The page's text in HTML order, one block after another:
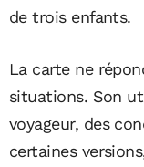
de trois enfants.
La carte ne
situations. Son
voyageur, des
certaines